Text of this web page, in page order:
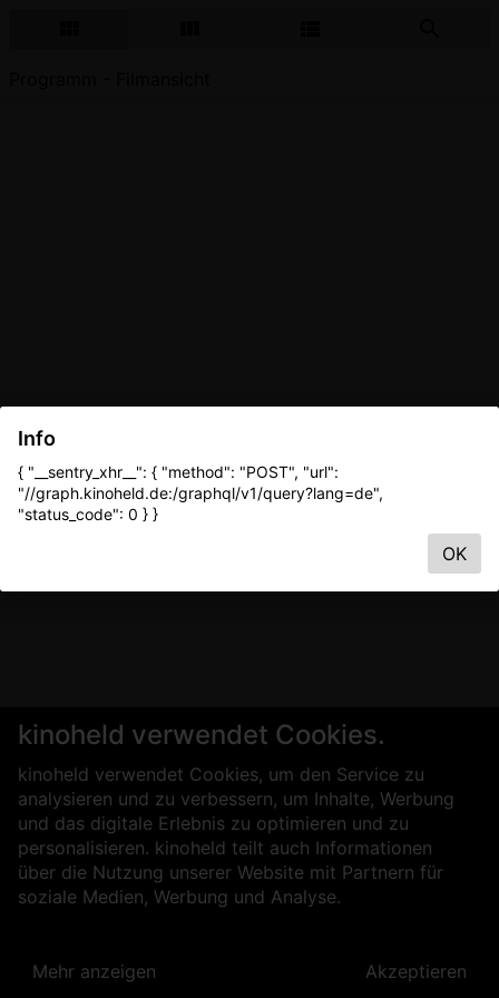
kinoheld verwendet Cookies.
kinoheld verwendet Cookies, um den Service zu
analysieren und zu verbessern, um Inhalte, Werbung
und das digitale Erlebnis zu optimieren und zu
personalisieren. kinoheld teilt auch Informationen
über die Nutzung unserer Website mit Partnern für
soziale Medien, Werbung und Analyse.
Mehr anzeigen Akzeptieren
Info
{ "__sentry_xhr__": { "method": "POST", "url":
"//graph.kinoheld.de:/graphql/v1/query?lang=de",
"status_code": 0 } }
OK